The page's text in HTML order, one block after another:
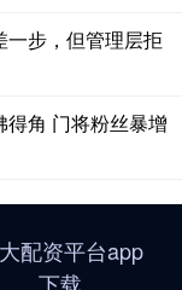
一步，但管理层拒
角 门将粉丝暴增
配资平台app
下载